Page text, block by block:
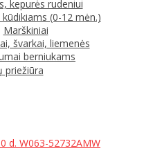
kepurės rudeniui
(0-12 mėn.)
Marškiniai
švarkai, liemenės
berniukams
priežiūra
d. W063-52732AMW